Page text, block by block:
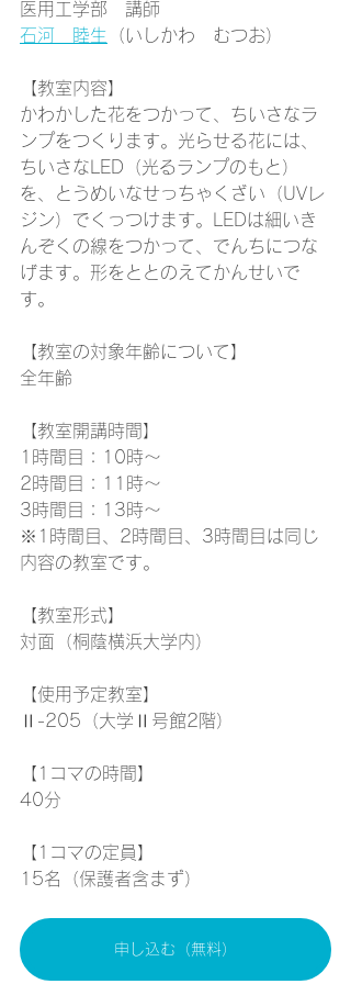
医用工学部　講師
石河　睦生 （いしかわ　むつお）
【教室内容】
かわかした花をつかって、ちいさなラ
ンプをつくります。光らせる花には、
ちいさなLED（光るランプのもと）
を、とうめいなせっちゃくざい（UVレ
ジン）でくっつけます。LEDは細いき
んぞくの線をつかって、でんちにつな
げます。形をととのえてかんせいで
す。
【教室の対象年齢について】
全年齢
【教室開講時間】
1時間目：10時～
2時間目：11時～
3時間目：13時～
※1時間目、2時間目、3時間目は同じ
内容の教室です。
【教室形式】
対面（桐蔭横浜大学内）
【使用予定教室】
Ⅱ-205（大学Ⅱ号館2階）
【1コマの時間】
40分
【1コマの定員】
15名（保護者含まず）
申し込む（無料）